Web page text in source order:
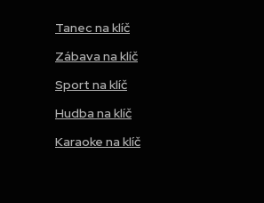
Tanec na klíč
Zábava na klíč
Sport na klíč
Hudba na klíč
Karaoke na klíč